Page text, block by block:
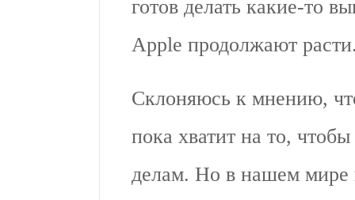
готов делать какие-то
Apple продолжают
Склоняюсь к мнению,
пока хватит на то,
делам. Но в нашем мире